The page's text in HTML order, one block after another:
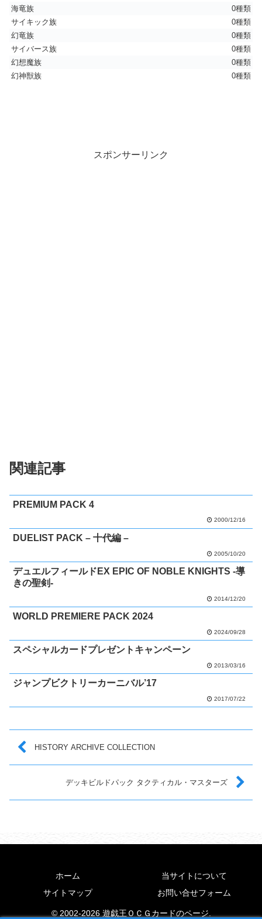
海竜族
0種類
サイキック族
0種類
幻竜族
0種類
サイバース族
0種類
幻想魔族
0種類
幻神獣族
0種類
スポンサーリンク
関連記事
PREMIUM PACK 4
2000/12/16
DUELIST PACK – 十代編 –
2005/10/20
デュエルフィールドEX EPIC OF NOBLE KNIGHTS -導
きの聖剣-
2014/12/20
WORLD PREMIERE PACK 2024
2024/09/28
スペシャルカードプレゼントキャンペーン
2013/03/16
ジャンプビクトリーカーニバル’17
2017/07/22
HISTORY ARCHIVE COLLECTION
デッキビルドパック タクティカル・マスターズ
ホーム
当サイトについて
サイトマップ
お問い合せフォーム
© 2002-2026 遊戯王ＯＣＧカードのページ.